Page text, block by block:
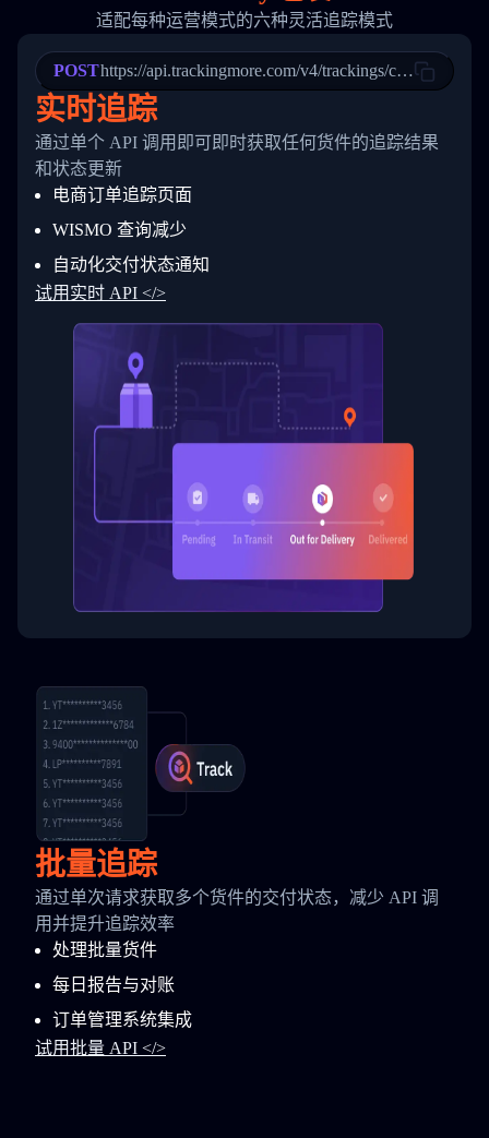
22
23
24
25
27
28
29
30
31
33
34
          {
            "Date": "2017-03-08 04: 22: 00",
"StatusDescription": "Departed
"Details": "Departed Facility
          },
          {
            "Date": "2017-03-06 15:28:00",
"StatusDescription": "Shipment
"Details": "BEIJING-
          }
        ]
      }
  }
}
适配每种运营模式的六种灵活追踪模式
POSThttps://api.trackingmore.com/v4/trackings/create
实时追踪
通过单个 API 调用即可即时获取任何货件的追踪结果
和状态更新
电商订单追踪页面
WISMO 查询减少
自动化交付状态通知
试用实时 API </>
批量追踪
通过单次请求获取多个货件的交付状态，减少 API 调
用并提升追踪效率
处理批量货件
每日报告与对账
订单管理系统集成
试用批量 API </>